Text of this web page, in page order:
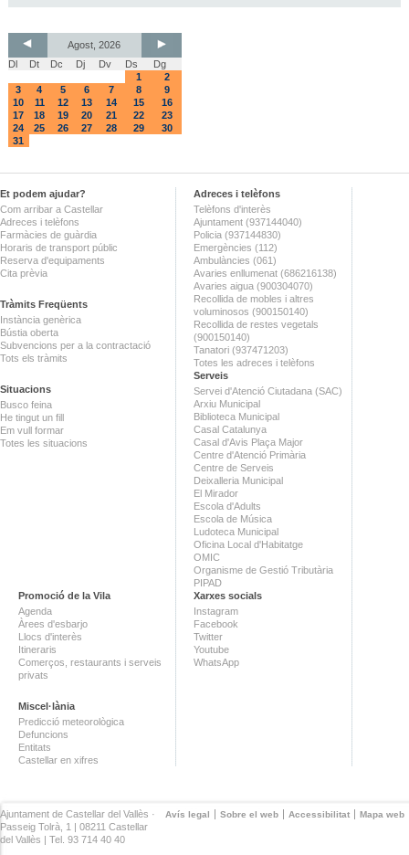
Agost, 2026
Dl
Dt Dc Dj Dv Ds
Dg
1
2
3
4 5 6 7 8
9
10
11 12 13 14 15
16
17
18 19 20 21 22
23
24
25 26 27 28 29
30
31
Et podem ajudar?
Com arribar a Castellar
Adreces i telèfons
Farmàcies de guàrdia
Horaris de transport públic
Reserva d'equipaments
Cita prèvia
Tràmits Freqüents
Instància genèrica
Bústia oberta
Subvencions per a la contractació
Tots els tràmits
Situacions
Busco feina
He tingut un fill
Em vull formar
Totes les situacions
Adreces i telèfons
Telèfons d'interès
Ajuntament (937144040)
Policia (937144830)
Emergències (112)
Ambulàncies (061)
Avaries enllumenat (686216138)
Avaries aigua (900304070)
Recollida de mobles i altres
voluminosos (900150140)
Recollida de restes vegetals
(900150140)
Tanatori (937471203)
Totes les adreces i telèfons
Serveis
Servei d'Atenció Ciutadana (SAC)
Arxiu Municipal
Biblioteca Municipal
Casal Catalunya
Casal d'Avis Plaça Major
Centre d'Atenció Primària
Centre de Serveis
Deixalleria Municipal
El Mirador
Escola d'Adults
Escola de Música
Ludoteca Municipal
Oficina Local d'Habitatge
OMIC
Organisme de Gestió Tributària
PIPAD
Promoció de la Vila
Agenda
Àrees d'esbarjo
Llocs d'interès
Itineraris
Comerços, restaurants i serveis
privats
Miscel·lània
Predicció meteorològica
Defuncions
Entitats
Castellar en xifres
Xarxes socials
Instagram
Facebook
Twitter
Youtube
WhatsApp
Avís legal Sobre el web Accessibilitat Mapa web
Ajuntament de Castellar del Vallès ·
Passeig Tolrà, 1 | 08211 Castellar
del Vallès | Tel. 93 714 40 40